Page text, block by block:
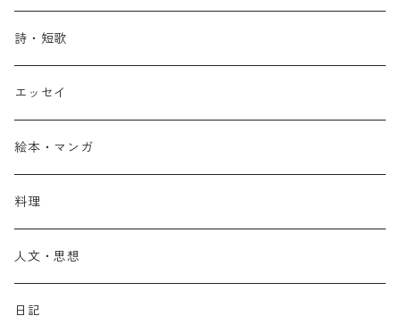
詩・短歌
エッセイ
絵本・マンガ
料理
人文・思想
日記